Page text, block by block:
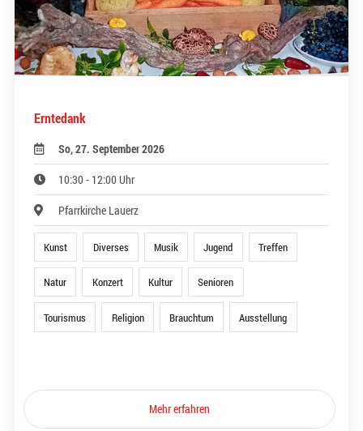
Erntedank
So, 27. September 2026
10:30 - 12:00 Uhr
Pfarrkirche Lauerz
Kunst Diverses Musik Jugend Treffen
Natur Konzert Kultur Senioren
Tourismus Religion Brauchtum Ausstellung
Mehr erfahren